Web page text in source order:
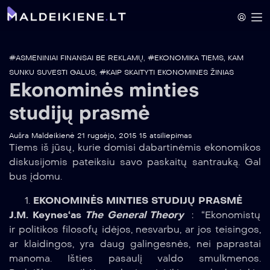
#ASMENINIAI FINANSAI BE REKLAMŲ, #EKONOMIKA TIEMS, KAM
SUNKU SUVESTI GALUS, #KAIP SKAITYTI EKONOMINES ŽINIAS
Ekonominės minties
studijų prasmė
Aušra Maldeikienė 21 rugsėjo, 2015 15 atsiliepimas
Tiems iš jūsų, kurie domisi dabartinėmis ekonomikos
diskusijomis pateiksiu savo paskaitų santrauką. Gal
bus įdomu.
EKONOMINĖS MINTIES STUDIJŲ PRASMĖ
J.M. Keynes‘as The General Theory: “Ekonomistų
ir politikos filosofų idėjos, nesvarbu, ar jos teisingos,
ar klaidingos, yra daug galingesnės, nei paprastai
manoma. Išties pasaulį valdo smulkmenos.